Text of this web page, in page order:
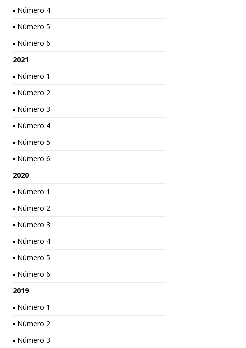
▪ Número 4
▪ Número 5
▪ Número 6
2021
▪ Número 1
▪ Número 2
▪ Número 3
▪ Número 4
▪ Número 5
▪ Número 6
2020
▪ Número 1
▪ Número 2
▪ Número 3
▪ Número 4
▪ Número 5
▪ Número 6
2019
▪ Número 1
▪ Número 2
▪ Número 3